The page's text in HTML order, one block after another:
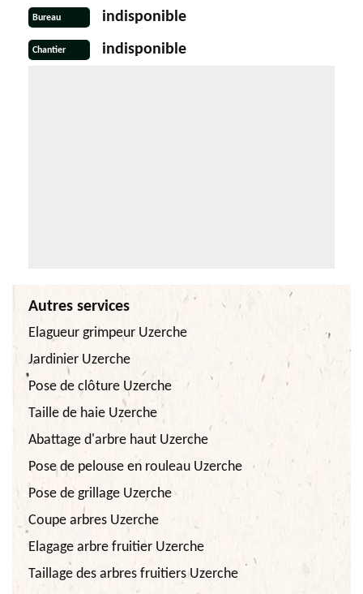
Bureau indisponible
Chantier indisponible
Autres services
Elagueur grimpeur Uzerche
Jardinier Uzerche
Pose de clôture Uzerche
Taille de haie Uzerche
Abattage d'arbre haut Uzerche
Pose de pelouse en rouleau Uzerche
Pose de grillage Uzerche
Coupe arbres Uzerche
Elagage arbre fruitier Uzerche
Taillage des arbres fruitiers Uzerche